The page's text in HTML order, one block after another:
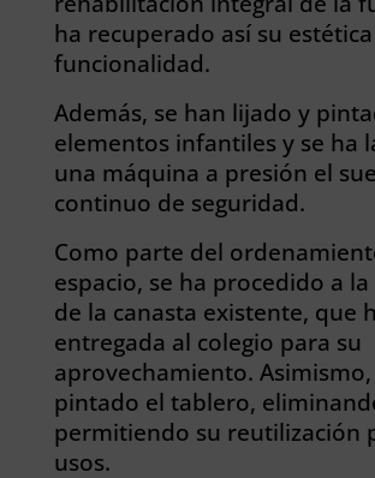
ha recuperado así su
funcionalidad.
Además, se han lijado y
elementos infantiles y se ha
una máquina a presión el
continuo de seguridad.
Como parte del
espacio, se ha procedido a
de la canasta existente, que
entregada al colegio para su
aprovechamiento. Asimismo,
pintado el tablero,
permitiendo su reutilización
usos.